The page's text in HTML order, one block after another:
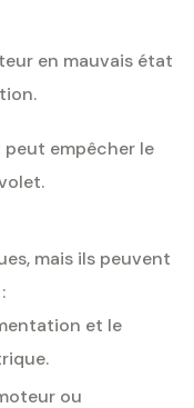
en mauvais état
empêcher le
mais ils peuvent
et le
ou